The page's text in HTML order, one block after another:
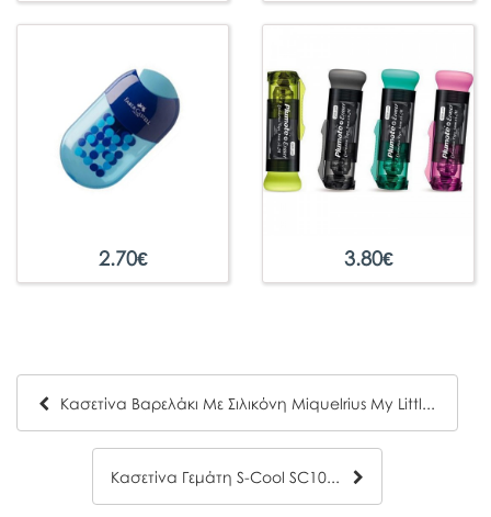
2.70€ 3.80€
Kασετίνα Βαρελάκι Με Σιλικόνη Miquelrius My Little Pet Ροζ 16x6cm 19034
Κασετίνα Γεμάτη S-Cool SC1005